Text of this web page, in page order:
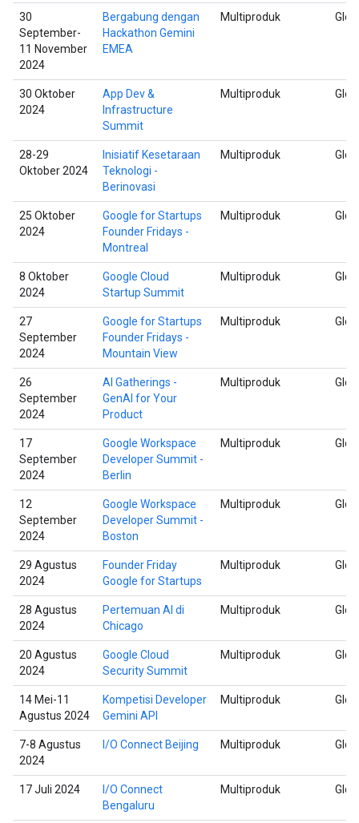
30
September-
11 November
2024
Bergabung dengan
Hackathon Gemini
EMEA
Multiproduk
30 Oktober
2024
App Dev &
Infrastructure
Summit
Multiproduk
28-29
Oktober 2024
Inisiatif Kesetaraan
Teknologi -
Berinovasi
Multiproduk
25 Oktober
2024
Google for Startups
Founder Fridays -
Montreal
Multiproduk
8 Oktober
2024
Google Cloud
Startup Summit
Multiproduk
27
September
2024
Google for Startups
Founder Fridays -
Mountain View
Multiproduk
26
September
2024
AI Gatherings -
GenAI for Your
Product
Multiproduk
17
September
2024
Google Workspace
Developer Summit -
Berlin
Multiproduk
12
September
2024
Google Workspace
Developer Summit -
Boston
Multiproduk
29 Agustus
2024
Founder Friday
Google for Startups
Multiproduk
28 Agustus
2024
Pertemuan AI di
Chicago
Multiproduk
20 Agustus
2024
Google Cloud
Security Summit
Multiproduk
14 Mei-11
Agustus 2024
Kompetisi Developer
Gemini API
Multiproduk
7-8 Agustus
2024
I/O Connect Beijing Multiproduk
17 Juli 2024
I/O Connect
Bengaluru
Multiproduk